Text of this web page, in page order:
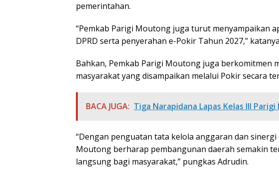
pemerintahan.
“Pemkab Parigi Moutong juga turut menyampaikan
DPRD serta penyerahan e-Pokir Tahun 2027,”
Bahkan, Pemkab Parigi Moutong juga berkomitmen
masyarakat yang disampaikan melalui Pokir secara
BACA JUGA: Tiga Narapidana Lapas Kelas III
“Dengan penguatan tata kelola anggaran dan
Moutong berharap pembangunan daerah semakin
langsung bagi masyarakat,” pungkas Adrudin.